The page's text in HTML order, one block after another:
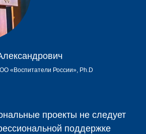
«Воспитатели России», Ph.D
проекты не следует
поддержке